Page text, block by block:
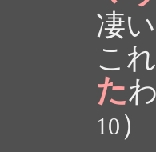
凄い
こ
た
10 ）